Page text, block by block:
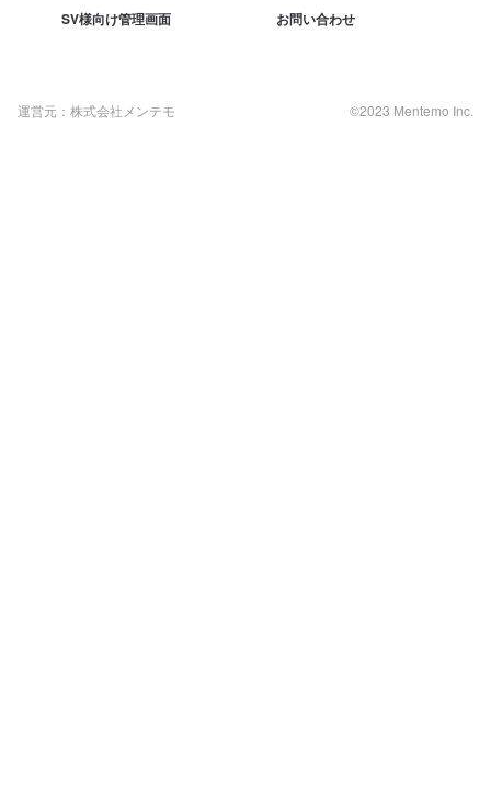
SV様向け管理画面 お問い合わせ
運営元：株式会社メンテモ ©2023 Mentemo Inc.